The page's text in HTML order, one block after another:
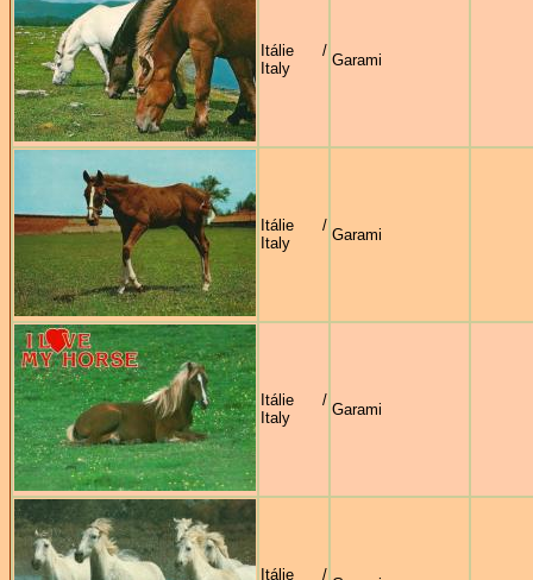
Itálie /
Italy
Garami
Itálie /
Italy
Garami
Itálie /
Italy
Garami
Itálie /